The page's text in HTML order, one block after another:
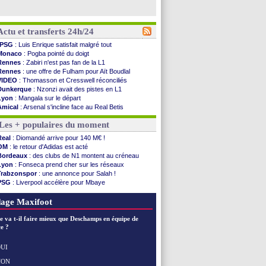
et transferts 24h/24
PSG : Luis Enrique satisfait malgré tout
: Pogba pointé du doigt
: Zabiri n'est pas fan de la L1
: une offre de Fulham pour Aït Boudlal
: Thomasson et Cresswell réconciliés
: Nzonzi avait des pistes en L1
: Mangala sur le départ
: Arsenal s'incline face au Real Betis
: lourde défaite pour le PSG
City: Maresca flou pour Reijnders
: Fenerbahçe prend une belle option
Diriyah: Mbemba arrive libre (officiel)
: le plan d'Alvarez à son retour
: premier succès pour Brest
: le joli but de Greenwood avec le Fener !
2030: une promesse d'Infantino au Maroc ...
: la compo pour le premier match amical
: une nouvelle offre pour Vinicius
: Cabral a prolongé (officiel)
+ populaires du moment
: Diomandé arrive pour 140 M€ !
: le retour d'Adidas est acté
: des clubs de N1 montent au créneau
: Fonseca prend cher sur les réseaux
: une annonce pour Salah !
: Liverpool accélère pour Mbaye
: 3 joueurs écartés du groupe pro
Maxifoot
va t-il faire mieux que Deschamps en équipe de
?